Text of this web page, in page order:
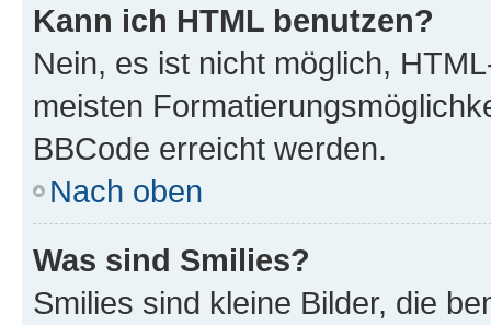
Kann ich HTML benutzen?
Nein, es ist nicht möglich,
meisten
BBCode erreicht werden.
Nach oben
Was sind Smilies?
Smilies sind kleine Bilder, die